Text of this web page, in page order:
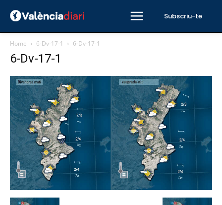
Subscriu-te
Home 6-Dv-17-1 6-Dv-17-1
6-Dv-17-1